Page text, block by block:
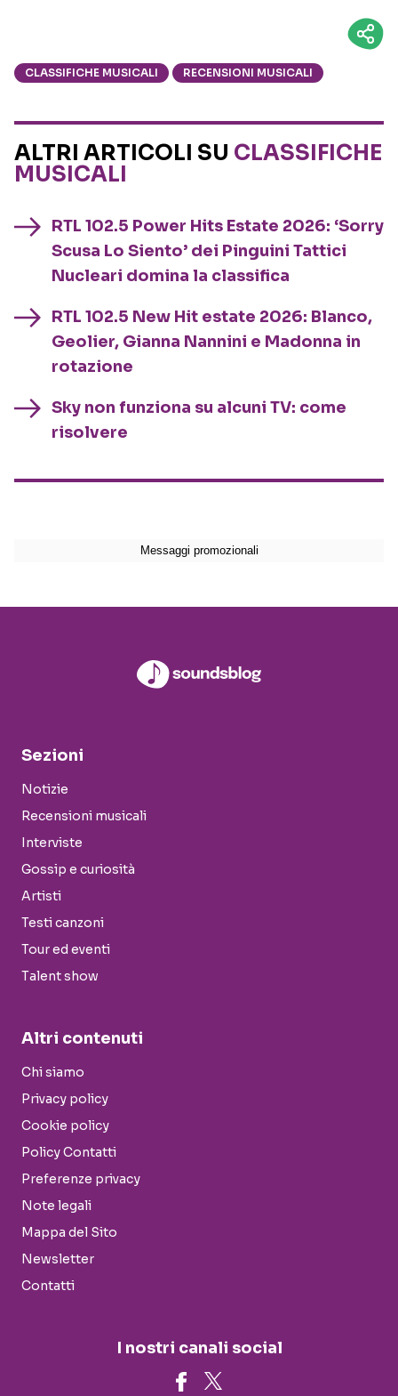
CLASSIFICHE MUSICALI RECENSIONI MUSICALI
ALTRI ARTICOLI SU CLASSIFICHE
MUSICALI
RTL 102.5 Power Hits Estate 2026: ‘Sorry
Scusa Lo Siento’ dei Pinguini Tattici
Nucleari domina la classifica
RTL 102.5 New Hit estate 2026: Blanco,
Geolier, Gianna Nannini e Madonna in
rotazione
Sky non funziona su alcuni TV: come
risolvere
Sezioni
Notizie
Recensioni musicali
Interviste
Gossip e curiosità
Artisti
Testi canzoni
Tour ed eventi
Talent show
Altri contenuti
Chi siamo
Privacy policy
Cookie policy
Policy Contatti
Preferenze privacy
Note legali
Mappa del Sito
Newsletter
Contatti
I nostri canali social